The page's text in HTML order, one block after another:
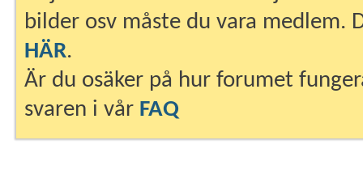
bilder osv måste du vara medlem.
HÄR.
Är du osäker på hur forumet
svaren i vår FAQ